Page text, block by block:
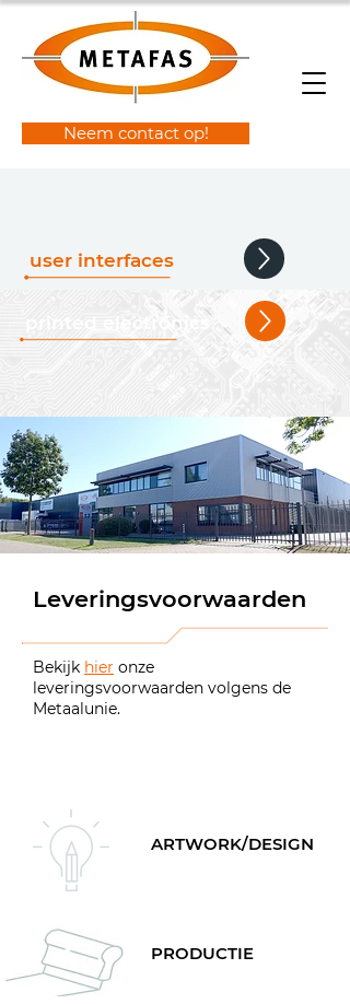
Neem contact op!
user interfaces
printed electronics
Leveringsvoorwaarden
Bekijk hier onze
leveringsvoorwaarden volgens de
Metaalunie.
ARTWORK/DESIGN
PRODUCTIE